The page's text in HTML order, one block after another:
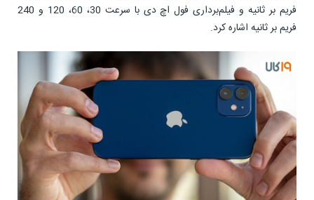
فریم بر ثانیه و فیلم‌برداری فول اچ دی با سرعت 30، 60، 120 و 240
فریم بر ثانیه اشاره کرد.